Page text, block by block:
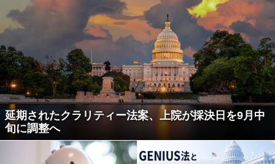
延期されたクラリティー法案、上院が採決日を9月中
旬に調整へ